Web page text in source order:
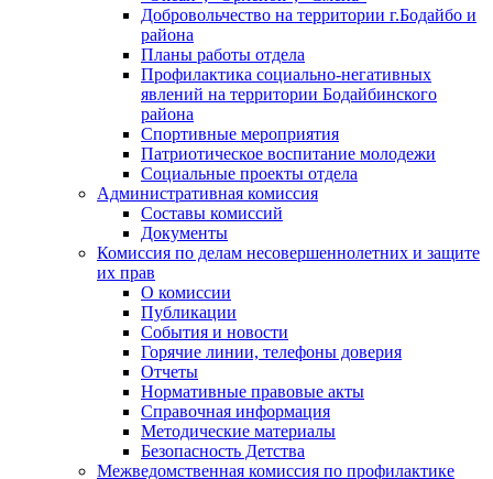
Добровольчество на территории г.Бодайбо и
района
Планы работы отдела
Профилактика социально-негативных
явлений на территории Бодайбинского
района
Спортивные мероприятия
Патриотическое воспитание молодежи
Социальные проекты отдела
Административная комиссия
Составы комиссий
Документы
Комиссия по делам несовершеннолетних и защите
их прав
О комиссии
Публикации
События и новости
Горячие линии, телефоны доверия
Отчеты
Нормативные правовые акты
Справочная информация
Методические материалы
Безопасность Детства
Межведомственная комиссия по профилактике